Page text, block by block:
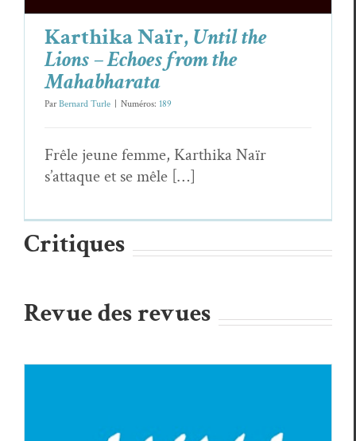
Karthika Naïr,Until the
Lions – Echoes from the
Mahabharata
ParBernard Turle Numéros: 189
Frêle jeune femme, Karthi­ka Naïr
s’attaque et se mêle […]
Critiques
Revue des revues